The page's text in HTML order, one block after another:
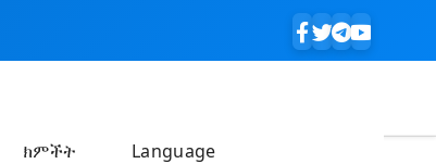
ክምችት Language